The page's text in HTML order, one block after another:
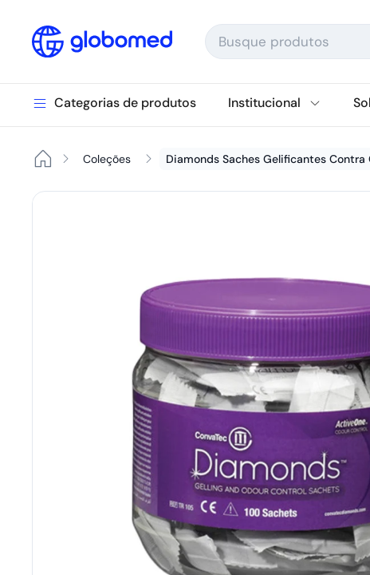
Categorias de produtos Institucional
Coleções Diamonds Saches Gelificantes